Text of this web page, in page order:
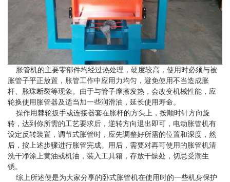
胀管机的主要零部件均经过热处理，硬度较高，使用时必须与被
胀管子平正放置，胀管工作中应用力均匀，避免使用不当造成胀
杆、胀珠断裂等现象。由于与管子摩擦发热，会改变机械性能，应
轮换使用胀管器及适当加一些润滑油，延长使用寿命。
操作用棘轮扳手或连接器套在胀杆的方头上，按顺时针方向旋
转，达到你所需的工艺要求后，逆转方向退出即可，电动胀管机有
设定反转装置，调节式胀管时，应先调整好所需的位置和深度，然
后，按上述步骤进行胀管完成。用后，需要对再可使用的胀管机清
洗干净涂上黄油或机油，装入工具箱，存放干燥处，切忌受潮生
锈。
综上所述便是为大家分享的卧式胀管机在使用时的一些机身保护